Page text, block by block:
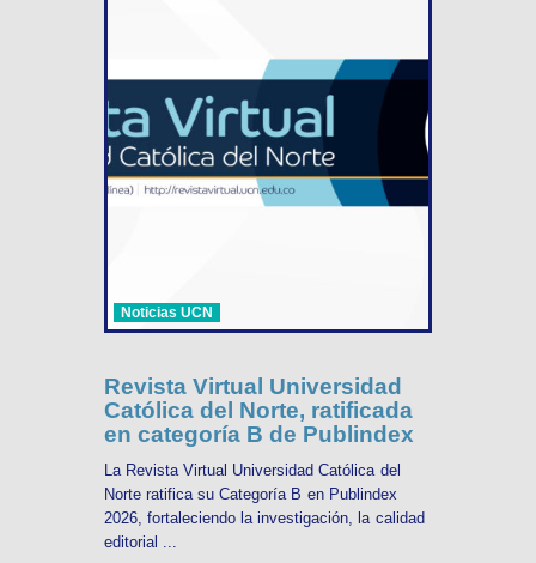
Noticias UCN
Revista Virtual Universidad
Católica del Norte, ratificada
en categoría B de Publindex
La Revista Virtual Universidad Católica del
Norte ratifica su Categoría B en Publindex
2026, fortaleciendo la investigación, la calidad
editorial ...